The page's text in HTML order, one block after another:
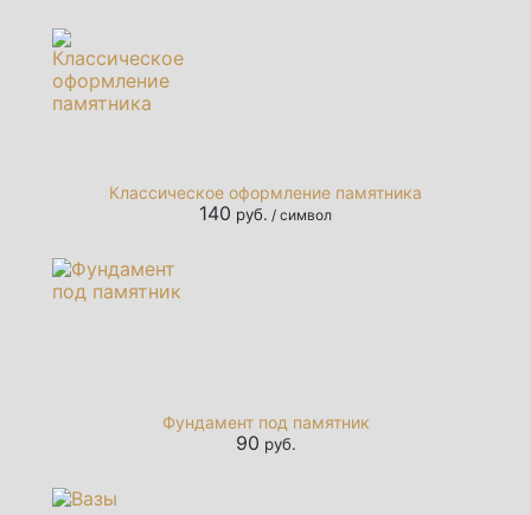
Классическое оформление памятника
140 руб. / символ
Фундамент под памятник
90 руб.